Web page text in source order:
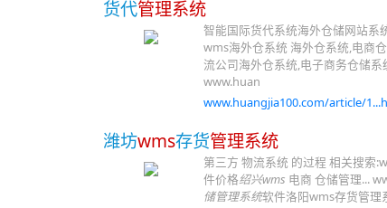
货代管理系统
智能国际货代系统海外仓储网站系
wms海外仓系统 海外仓系统,电商
流公司海外仓系统,电子商务仓储
www.huan
www.huangjia100.com/article/
潍坊wms存货管理系统
第三方 物流系统 的过程 相关搜索
件价格绍兴wms 电商 仓储管理...
储管理系统软件洛阳wms存货管理